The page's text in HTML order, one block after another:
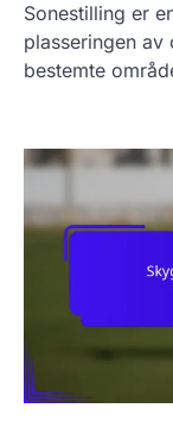
Sonestilling er
plasseringen
bestemte